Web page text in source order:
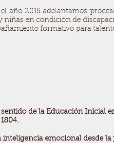
el año 2015 adelantamos
niñas en condición de
formativo para
de la Educación Inicial
inteligencia emocional desde